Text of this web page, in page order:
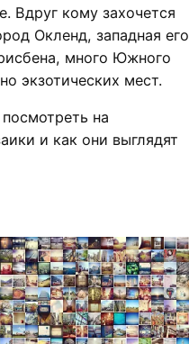
Вдруг кому захочется
Окленд, западная его
много Южного
экзотических мест.
на
и как они выглядят